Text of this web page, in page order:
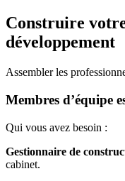
Construire
développement
Assembler les
Membres d’équipe
Qui vous avez besoin :
Gestionnaire de
cabinet.